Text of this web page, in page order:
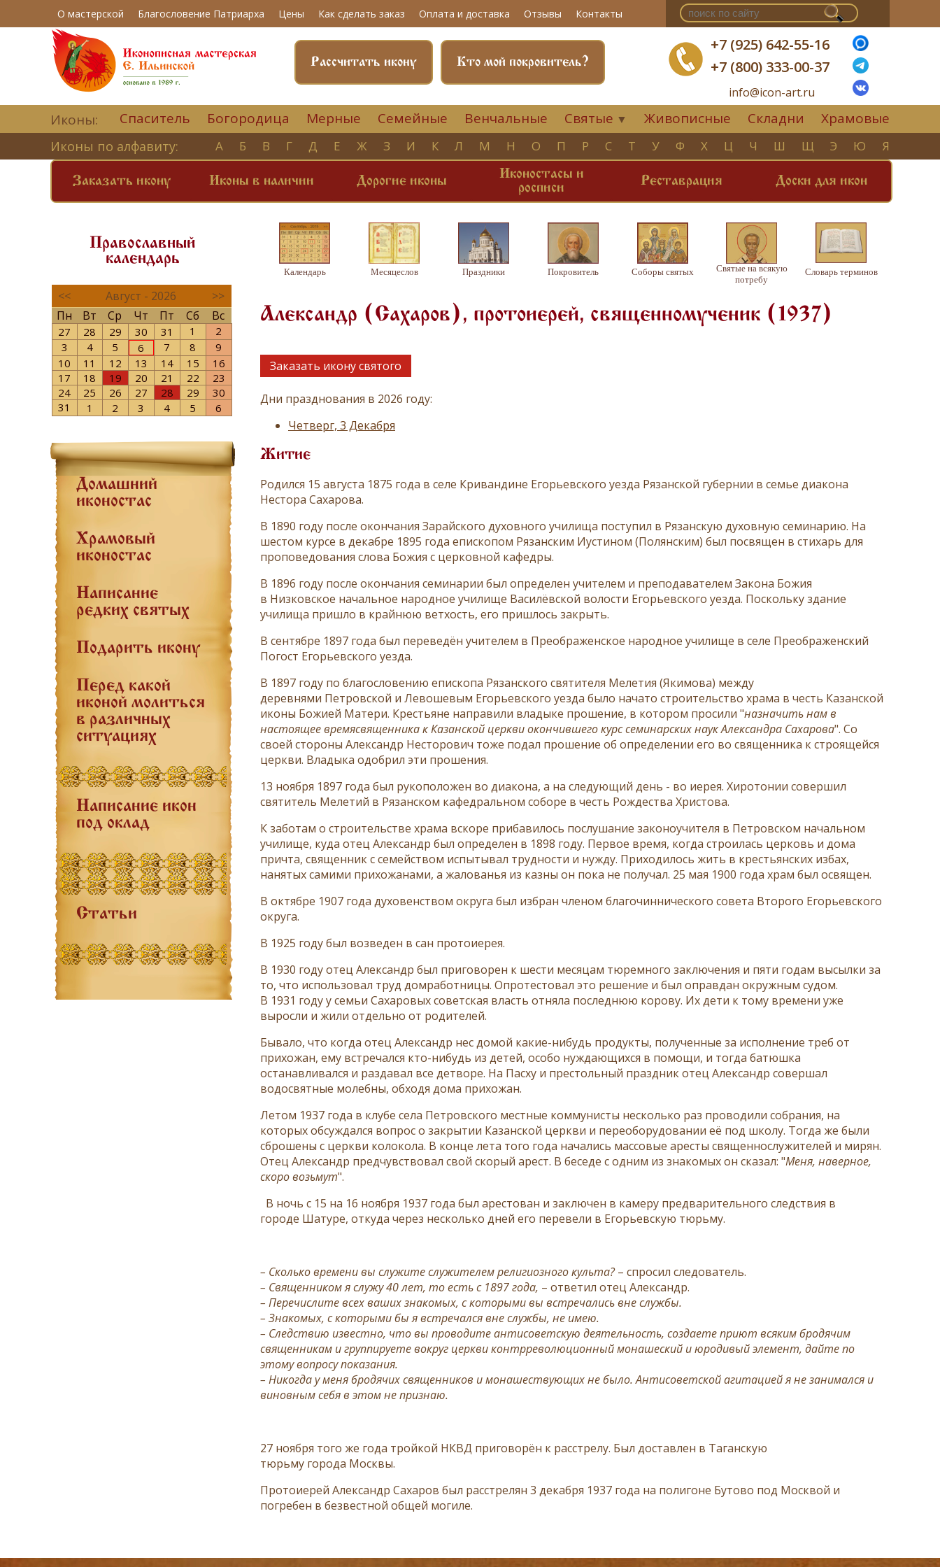
О мастерской Благословение Патриарха Цены Как сделать заказ Оплата и доставка Отзывы Контакты
+7 (925) 642-55-16
+7 (800) 333-00-37
info@icon-art.ru
Кто мой покровитель?
Рассчитать икону
Иконы: Спаситель Богородица Мерные Семейные Венчальные Святые ▼ Живописные Складни Храмовые
Иконы по алфавиту: А Б В Г Д Е Ж З И К Л М Н О П Р С Т У Ф Х Ц Ч Ш Щ Э Ю Я
Заказать икону Иконы в наличии Дорогие иконы
Иконостасы и
росписи
Реставрация Доски для икон
Православный
календарь
<< Август - 2026
>>
Пн
Вт Ср Чт Пт Сб Вс
27 28 29 30 31 1
2
3
4 5 6 7 8
9
10
11 12 13 14 15
16
17
18 19 20 21 22
23
24
25 26 27 28 29
30
31
1 2 3 4 5 6
Домашний
иконостас
Храмовый
иконостас
Написание
редких святых
Подарить икону
Перед какой
иконой молиться
в различных
ситуациях
Написание икон
под оклад
Статьи
Календарь Месяцеслов Праздники Покровитель Соборы святых
Святые на всякую
потребу
Словарь терминов
Александр (Сахаров), протоиерей, священномученик (1937)
Заказать икону святого
Дни празднования в 2026 году:
Четверг, 3 Декабря
Житие
Родился 15 августа 1875 года в селе Кривандине Егорьевского уезда Рязанской губернии в семье диакона
Нестора Сахарова.
В 1890 году после окончания Зарайского духовного училища поступил в Рязанскую духовную семинарию. На
шестом курсе в декабре 1895 года епископом Рязанским Иустином (Полянским) был посвящен в стихарь для
проповедования слова Божия с церковной кафедры.
В 1896 году после окончания семинарии был определен учителем и преподавателем Закона Божия
в Низковское начальное народное училище Василёвской волости Егорьевского уезда. Поскольку здание
училища пришло в крайнюю ветхость, его пришлось закрыть.
В сентябре 1897 года был переведён учителем в Преображенское народное училище в селе Преображенский
Погост Егорьевского уезда.
В 1897 году по благословению епископа Рязанского святителя Мелетия (Якимова) между
деревнями Петровской и Левошевым Егорьевского уезда было начато строительство храма в честь Казанской
иконы Божией Матери. Крестьяне направили владыке прошение, в котором просили "назначить нам в
настоящее времясвященника к Казанской церкви окончившего курс семинарских наук Александра Сахарова". Со
своей стороны Александр Несторович тоже подал прошение об определении его во священника к строящейся
церкви. Владыка одобрил эти прошения.
13 ноября 1897 года был рукоположен во диакона, а на следующий день - во иерея. Хиротонии совершил
святитель Мелетий в Рязанском кафедральном соборе в честь Рождества Христова.
К заботам о строительстве храма вскоре прибавилось послушание законоучителя в Петровском начальном
училище, куда отец Александр был определен в 1898 году. Первое время, когда строилась церковь и дома
причта, священник с семейством испытывал трудности и нужду. Приходилось жить в крестьянских избах,
нанятых самими прихожанами, а жалованья из казны он пока не получал. 25 мая 1900 года храм был освящен.
В октябре 1907 года духовенством округа был избран членом благочиннического совета Второго Егорьевского
округа.
В 1925 году был возведен в сан протоиерея.
В 1930 году отец Александр был приговорен к шести месяцам тюремного заключения и пяти годам высылки за
то, что использовал труд домработницы. Опротестовал это решение и был оправдан окружным судом.
В 1931 году у семьи Сахаровых советская власть отняла последнюю корову. Их дети к тому времени уже
выросли и жили отдельно от родителей.
Бывало, что когда отец Александр нес домой какие-нибудь продукты, полученные за исполнение треб от
прихожан, ему встречался кто-нибудь из детей, особо нуждающихся в помощи, и тогда батюшка
останавливался и раздавал все детворе. На Пасху и престольный праздник отец Александр совершал
водосвятные молебны, обходя дома прихожан.
Летом 1937 года в клубе села Петровского местные коммунисты несколько раз проводили собрания, на
которых обсуждался вопрос о закрытии Казанской церкви и переоборудовании её под школу. Тогда же были
сброшены с церкви колокола. В конце лета того года начались массовые аресты священнослужителей и мирян.
Отец Александр предчувствовал свой скорый арест. В беседе с одним из знакомых он сказал: "Меня, наверное,
скоро возьмут".
В ночь с 15 на 16 ноября 1937 года был арестован и заключен в камеру предварительного следствия в
городе Шатуре, откуда через несколько дней его перевели в Егорьевскую тюрьму.
– Сколько времени вы служите служителем религиозного культа?– спросил следователь.
– Священником я служу 40 лет, то есть с 1897 года, – ответил отец Александр.
– Перечислите всех ваших знакомых, с которыми вы встречались вне службы.
– Знакомых, с которыми бы я встречался вне службы, не имею.
– Следствию известно, что вы проводите антисоветскую деятельность, создаете приют всяким бродячим
священникам и группируете вокруг церкви контрреволюционный монашеский и юродивый элемент, дайте по
этому вопросу показания.
– Никогда у меня бродячих священников и монашествующих не было. Антисоветской агитацией я не занимался и
виновным себя в этом не признаю.
27 ноября того же года тройкой НКВД приговорён к расстрелу. Был доставлен в Таганскую
тюрьму города Москвы.
Протоиерей Александр Сахаров был расстрелян 3 декабря 1937 года на полигоне Бутово под Москвой и
погребен в безвестной общей могиле.